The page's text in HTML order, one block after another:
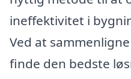
ineffektivitet i
Ved at
finde den bedste